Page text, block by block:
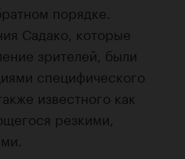
порядке.
Садако, которые
зрителей, были
специфического
известного как
резкими,